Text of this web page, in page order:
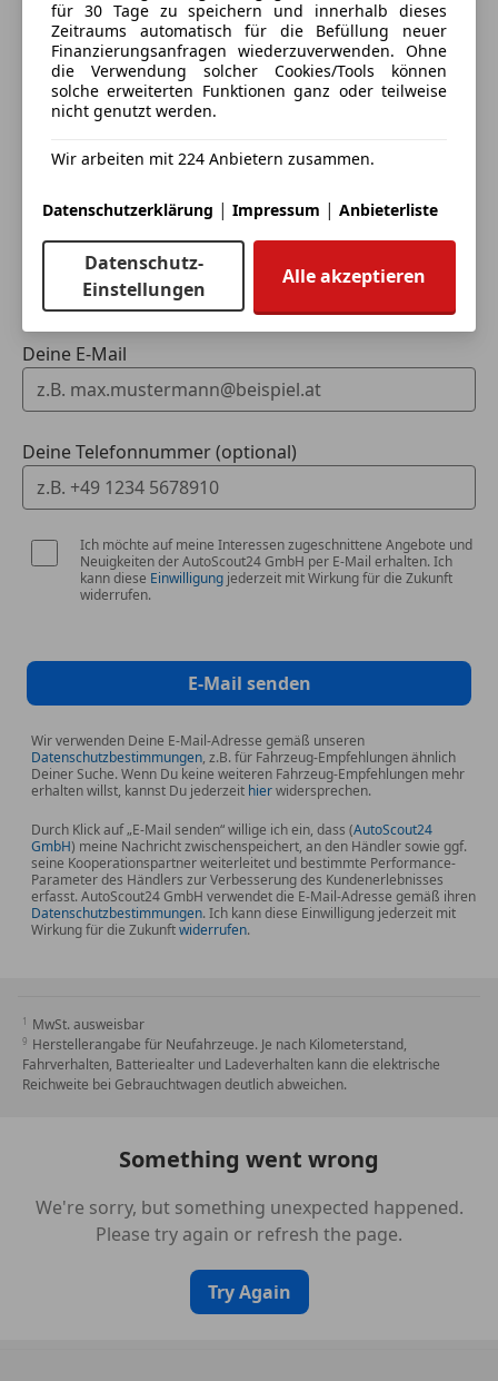
Pannenkit
Sportfahrwerk
Sportpaket
Sportsitze
Eintauschwagen: Kaufen und verkaufen in nur einem
Schritt
Ich möchte mein Auto in Zahlung geben
Fahrzeugdaten hinzufügen
Dein Name
Deine E-Mail
Deine Telefonnummer (optional)
Ich möchte auf meine Interessen zugeschnittene Angebote und
Neuigkeiten der AutoScout24 GmbH per E-Mail erhalten. Ich
kann diese Einwilligung jederzeit mit Wirkung für die Zukunft
widerrufen.
E-Mail senden
Wir verwenden Deine E-Mail-Adresse gemäß unseren
Datenschutzbestimmungen, z.B. für Fahrzeug-Empfehlungen ähnlich
Deiner Suche. Wenn Du keine weiteren Fahrzeug-Empfehlungen mehr
erhalten willst, kannst Du jederzeit hierwidersprechen.
Durch Klick auf „E-Mail senden“ willige ich ein, dass (AutoScout24
GmbH) meine Nachricht zwischenspeichert, an den Händler sowie ggf.
seine Kooperationspartner weiterleitet und bestimmte Performance-
Parameter des Händlers zur Verbesserung des Kundenerlebnisses
erfasst. AutoScout24 GmbH verwendet die E-Mail-Adresse gemäß ihren
Datenschutzbestimmungen. Ich kann diese Einwilligung jederzeit mit
Wirkung für die Zukunftwiderrufen.
MwSt. ausweisbar
Herstellerangabe für Neufahrzeuge. Je nach Kilometerstand,
Fahrverhalten, Batteriealter und Ladeverhalten kann die elektrische
Reichweite bei Gebrauchtwagen deutlich abweichen.
Something went wrong
We're sorry, but something unexpected happened.
Please try again or refresh the page.
Try Again
für 30 Tage zu speichern und innerhalb dieses
Zeitraums automatisch für die Befüllung neuer
Finanzierungsanfragen wiederzuverwenden. Ohne
die Verwendung solcher Cookies/Tools können
solche erweiterten Funktionen ganz oder teilweise
nicht genutzt werden.
Wir arbeiten mit 224 Anbietern zusammen.
Datenschutzerklärung | Impressum | Anbieterliste
Datenschutz-
Einstellungen
Alle akzeptieren